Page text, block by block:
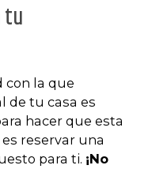
tu
con la que
de tu casa es
hacer que esta
reservar una
para ti. ¡No